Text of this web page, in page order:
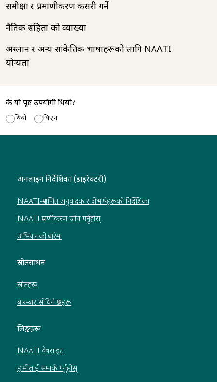
समीक्षा र प्रमाणीकरण कसरी गर्ने
नैतिक संहिता को व्याख्या
अस्लान र अन्य सांकेतिक भाषाहरूको लागि NAATI
योग्यता
के यो पृष्ठ उपयोगी थियो?
थियो थिएन
अनलाइन निर्देशिका (डाइरेक्टरी)
NAATI-प्रमाणित अनुवादक र दोभाषेहरूको निर्देशिका
NAATI प्रमाणीकरण जाँच गर्नुहोस्
अभियानको बारेमा
स्रोतसाधन
स्रोतहरू
बारम्बार सोधिने प्रश्नहरू
लिङ्कहरू
NAATI वेबसाइट
हामीलाई सम्पर्क गर्नुहोस्